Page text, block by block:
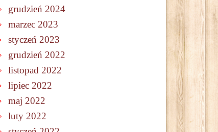
grudzień 2024
marzec 2023
styczeń 2023
grudzień 2022
listopad 2022
lipiec 2022
maj 2022
luty 2022